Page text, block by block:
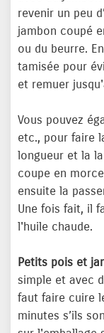
revenir un peu
jambon coupé
ou du beurre.
tamisée pour
et remuer
Vous pouvez
etc., pour faire
longueur et la
coupe en
ensuite la
Une fois fait, il
l'huile chaude.
Petits pois et
simple et avec
faut faire cuire
minutes s’ils